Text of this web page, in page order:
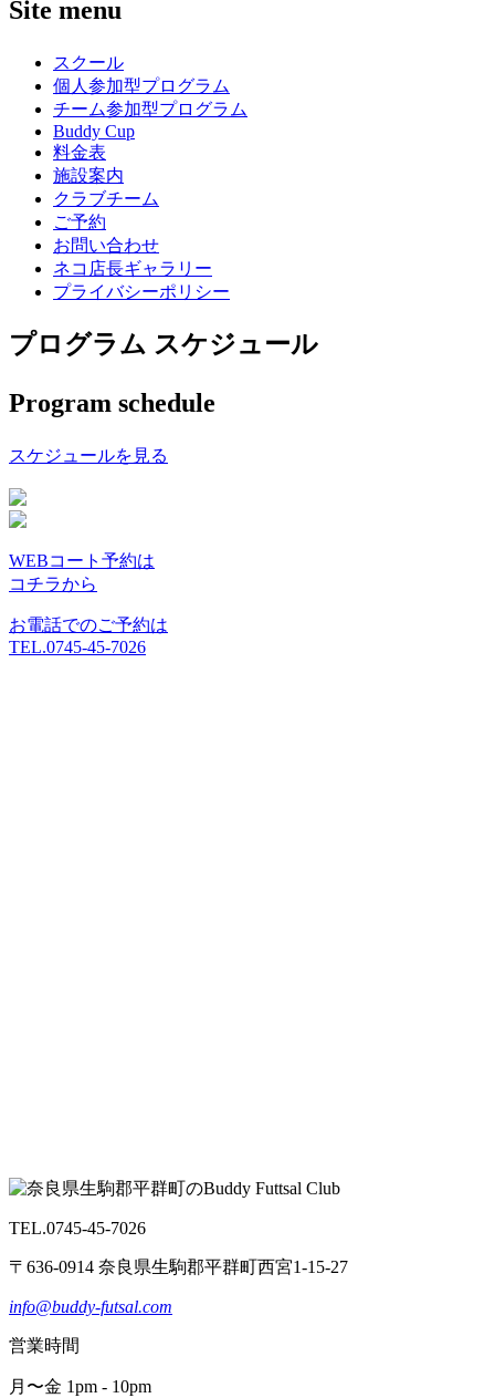
Site menu
スクール
個人参加型プログラム
チーム参加型プログラム
Buddy Cup
料金表
施設案内
クラブチーム
ご予約
お問い合わせ
ネコ店長ギャラリー
プライバシーポリシー
プログラム スケジュール
Program schedule
スケジュールを見る
WEBコート予約は
コチラから
お電話でのご予約は
TEL.0745-45-7026
TEL.0745-45-7026
〒636-0914 奈良県生駒郡平群町西宮1-15-27
info@buddy-futsal.com
営業時間
月〜金 1pm - 10pm